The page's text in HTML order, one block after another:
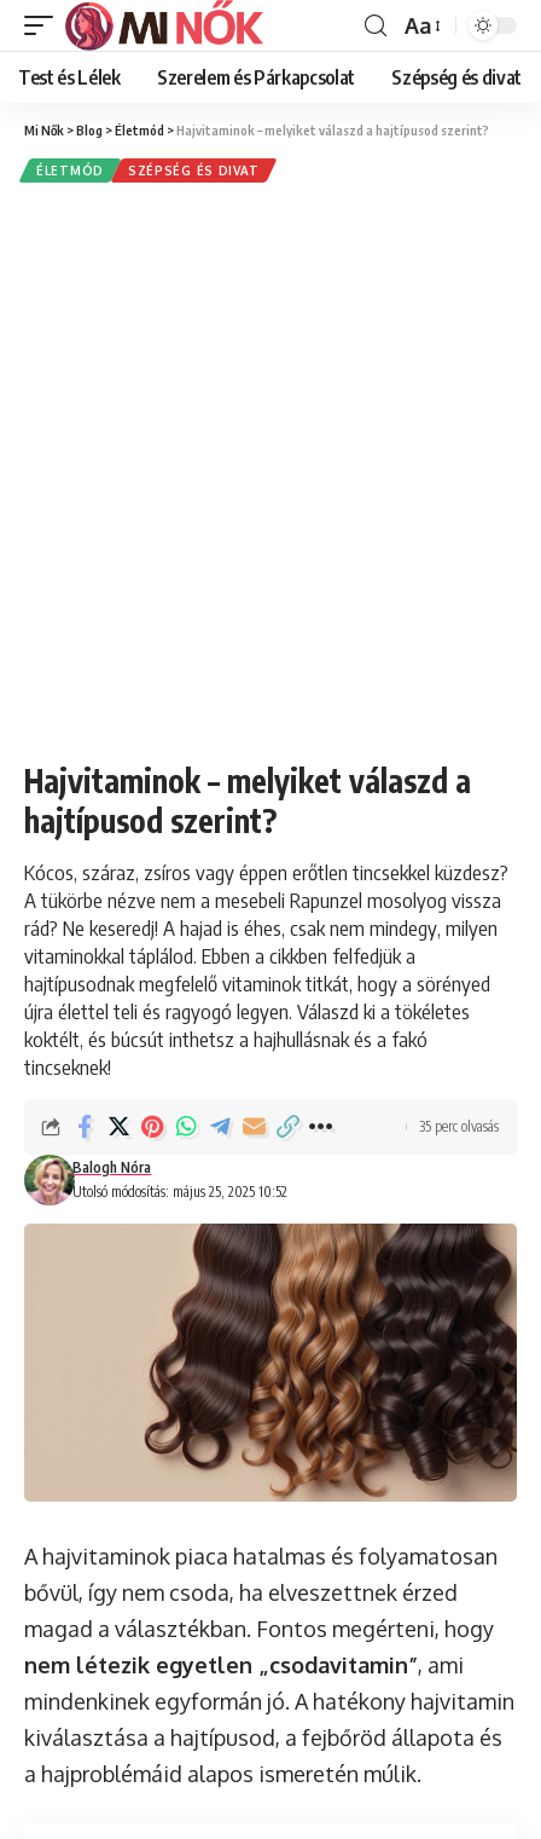
Font
Resizer
Aa
Test és Lélek Szerelem és Párkapcsolat Szépség és divat
Mi Nők >Blog >Életmód >Hajvitaminok – melyiket válaszd a hajtípusod szerint?
ÉLETMÓD SZÉPSÉG ÉS DIVAT
Hajvitaminok – melyiket válaszd a
hajtípusod szerint?
Kócos, száraz, zsíros vagy éppen erőtlen tincsekkel küzdesz?
A tükörbe nézve nem a mesebeli Rapunzel mosolyog vissza
rád? Ne keseredj! A hajad is éhes, csak nem mindegy, milyen
vitaminokkal táplálod. Ebben a cikkben felfedjük a
hajtípusodnak megfelelő vitaminok titkát, hogy a sörényed
újra élettel teli és ragyogó legyen. Válaszd ki a tökéletes
koktélt, és búcsút inthetsz a hajhullásnak és a fakó
tincseknek!
Utolsó módosítás: május 25, 2025 10:52
Balogh Nóra
35 perc olvasás
A hajvitaminok piaca hatalmas és folyamatosan
bővül, így nem csoda, ha elveszettnek érzed
magad a választékban. Fontos megérteni, hogy
nem létezik egyetlen „csodavitamin”, ami
mindenkinek egyformán jó. A hatékony hajvitamin
kiválasztása a hajtípusod, a fejbőröd állapota és
a hajproblémáid alapos ismeretén múlik.